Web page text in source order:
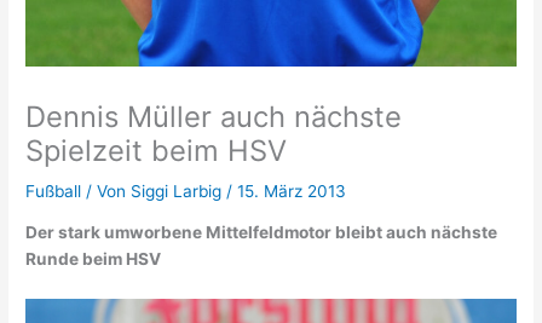
Dennis Müller auch nächste
Spielzeit beim HSV
Fußball / Von Siggi Larbig /15. März 2013
Der stark umworbene Mittelfeldmotor bleibt auch nächste
Runde beim HSV